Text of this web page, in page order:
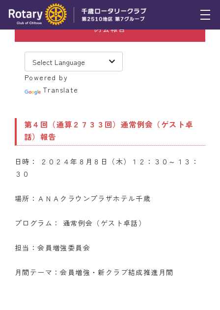
トピックス
例会報告
スケジュール
木曜会
組織図
クラブのあゆみ
例会報告
Powered by
Translate
第４回（通算２７３３回）通常例会（ゲスト卓
話）報告
日時： ２０２４年８月８日（木）１２：３０～１３：
３０
場所：ＡＮＡクラウンプラザホテル千歳
プログラム： 通常例会（ゲスト卓話）
担当：会員増強委員会
月間テーマ：会員増強・新クラブ結成推進月間